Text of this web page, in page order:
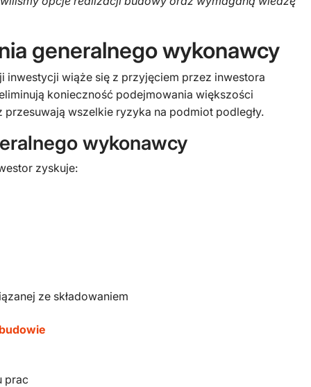
generalnego wykonawcy
inwestycji wiąże się z przyjęciem przez inwestora
konieczność podejmowania większości
wszelkie ryzyka na podmiot podległy.
wykonawcy
zyskuje:
ze składowaniem
prac